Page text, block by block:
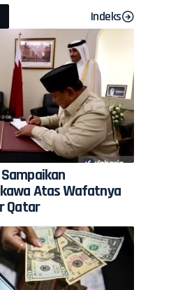
Indeks
Atas Wafatnya
Qatar